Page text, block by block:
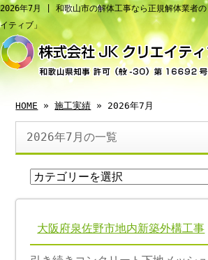
2026年7月 | 和歌山市の解体工事なら正規解体業者の
イティブ」
HOME »施工実績 » 2026年7月
2026年7月の一覧
大阪府泉佐野市地内新築外構工事